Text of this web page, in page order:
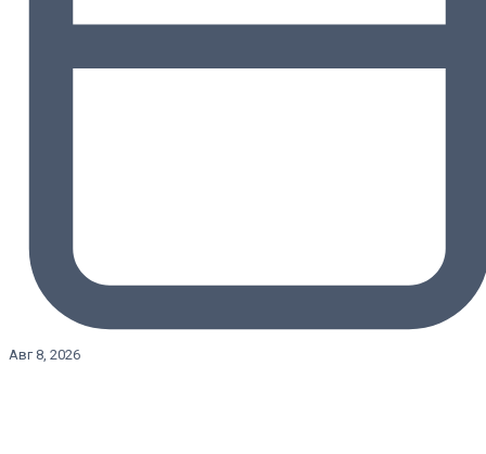
Авг 8, 2026